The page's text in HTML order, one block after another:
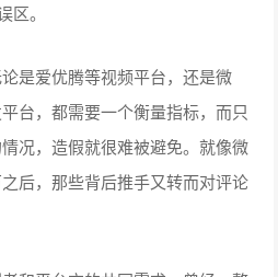
区。
是爱优腾等视频平台，还是微
台，都需要一个衡量指标，而只
况，造假就很难被避免。就像微
后，那些背后推手又转而对评论